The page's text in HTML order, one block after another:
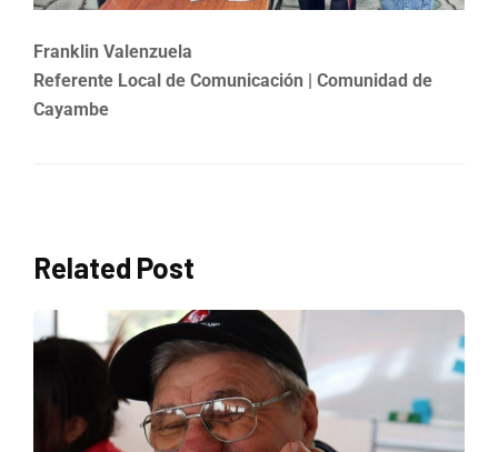
Franklin Valenzuela
Referente Local de Comunicación | Comunidad de
Cayambe
Related Post